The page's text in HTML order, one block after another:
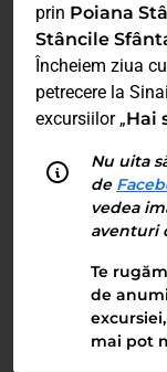
prin Poiana
Stâncile
Încheiem ziua
petrecere la
excursiilor „Hai
Nu uita
de
vedea
aventuri
Te
de
mai pot